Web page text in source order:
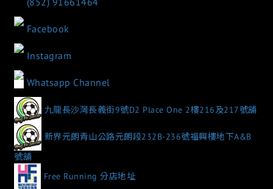
Facebook
Instagram
Whatsapp Channel
九龍長沙灣長義街9號D2 Place One 2樓216及217號舖
新界元朗青山公路元朗段232B-236號福興樓地下A&B
號舖
Free Running 分店地址